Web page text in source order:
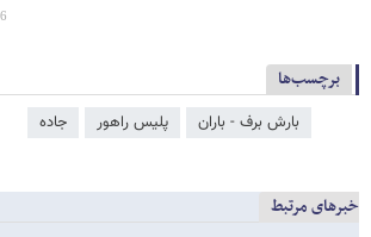
برچسب‌ها
بارش برف - باران پلیس راهور جاده
خبرهای مرتبط